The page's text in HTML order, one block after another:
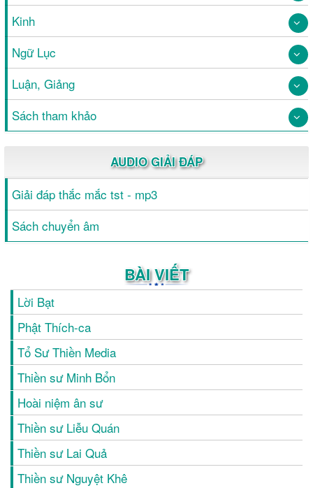
Kinh
Ngữ Lục
Luận, Giảng
Sách tham khảo
AUDIO GIẢI ĐÁP
Giải đáp thắc mắc tst - mp3
Sách chuyển âm
BÀI VIẾT
Lời Bạt
Phật Thích-ca
Tổ Sư Thiền Media
Thiền sư Minh Bổn
Hoài niệm ân sư
Thiền sư Liễu Quán
Thiền sư Lai Quả
Thiền sư Nguyệt Khê